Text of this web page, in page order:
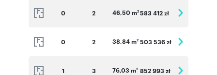
0 2 46,50 m2 583 412 zł
0 2 38,84 m2 503 536 zł
1 3 76,03 m2 852 993 zł